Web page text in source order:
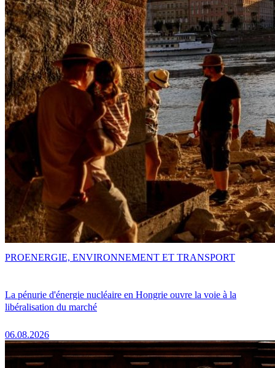
La pénurie d'énergie nucléaire en Hongrie ouvre la voie à la
libéralisation du marché
06.08.2026
PROENERGIE, ENVIRONNEMENT ET TRANSPORT